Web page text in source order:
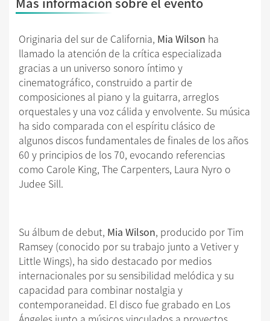
Originaria del sur de California, Mia Wilson ha
llamado la atención de la crítica especializada
gracias a un universo sonoro íntimo y
cinematográfico, construido a partir de
composiciones al piano y la guitarra, arreglos
orquestales y una voz cálida y envolvente. Su música
ha sido comparada con el espíritu clásico de
algunos discos fundamentales de finales de los años
60 y principios de los 70, evocando referencias
como Carole King, The Carpenters, Laura Nyro o
Judee Sill.
Su álbum de debut, Mia Wilson, producido por Tim
Ramsey (conocido por su trabajo junto a Vetiver y
Little Wings), ha sido destacado por medios
internacionales por su sensibilidad melódica y su
capacidad para combinar nostalgia y
contemporaneidad. El disco fue grabado en Los